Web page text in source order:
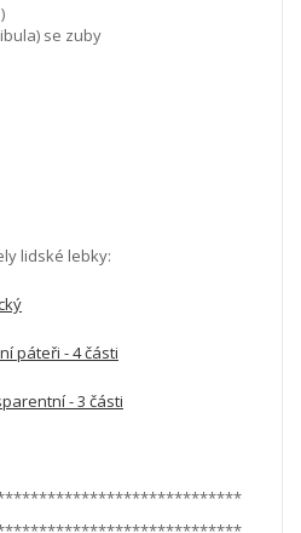
se zuby
lidské lebky:
páteři - 4 části
- 3 části